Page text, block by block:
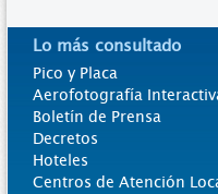
Lo más consultado
Pico y Placa
Aerofotografía
Boletín de Prensa
Decretos
Hoteles
Centros de Atención